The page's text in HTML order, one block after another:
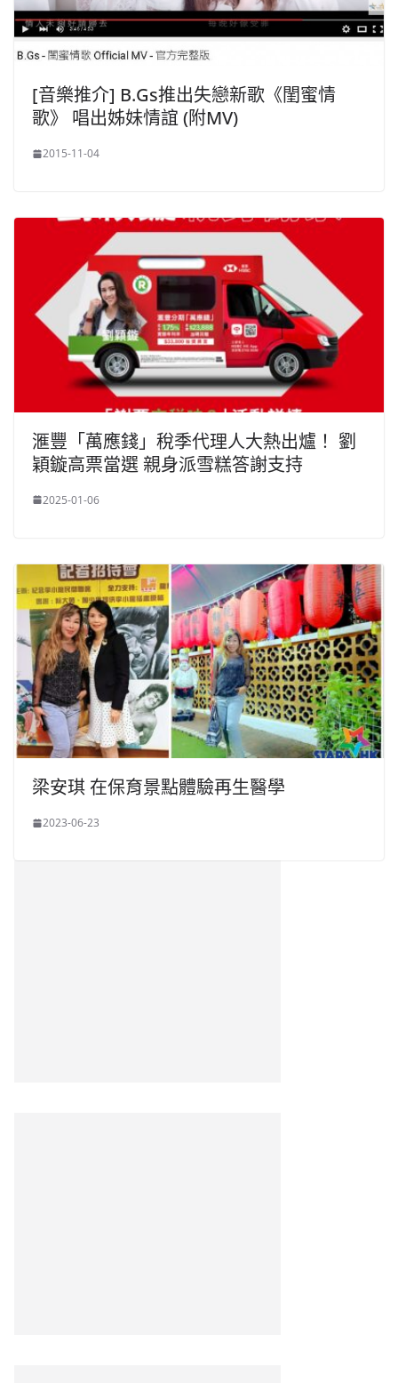
[音樂推介] B.Gs推出失戀新歌《閨蜜情
歌》 唱出姊妹情誼 (附MV)
2015-11-04
滙豐「萬應錢」稅季代理人大熱出爐！ 劉
穎鏇高票當選 親身派雪糕答謝支持
2025-01-06
梁安琪 在保育景點體驗再生醫學
2023-06-23